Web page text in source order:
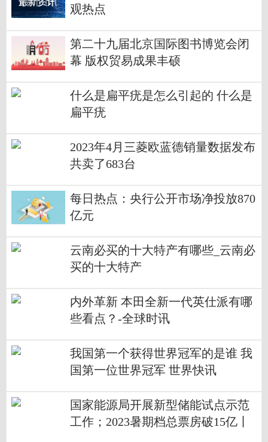
观热点
第二十九届北京国际图书博览会闭
幕 版权贸易成果丰硕
什么是扁平疣是怎么引起的 什么是
扁平疣
2023年4月三菱欧蓝德销量数据发布
共卖了683台
每日热点：央行公开市场净投放870
亿元
云南必买的十大特产有哪些_云南必
买的十大特产
内外革新 本田全新一代英仕派有哪
些看点？-全球时讯
我国第一个获得世界冠军的是谁 我
国第一位世界冠军 世界快讯
国家能源局开展新型储能试点示范
工作；2023暑期档总票房破15亿丨